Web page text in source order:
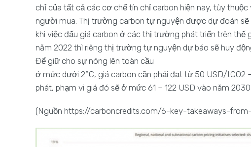
chỉ của tất cả các cơ chế tín chỉ carbon hiện nay, tùy
người mua. Thị trường carbon tự nguyện được dự đoán
khi việc đấu giá carbon ở các thị trường phát triển trên
năm 2022 thì riêng thị trường tự nguyện dự báo sẽ huy
Để giữ cho sự nóng lên toàn cầu
ở mức dưới 2°C, giá carbon cần phải đạt từ 50 USD/tCO2
phát, phạm vi giá đó sẽ ở mức 61 – 122 USD vào năm 2030
(Nguồn https://carboncredits.com/6-key-takeaways-